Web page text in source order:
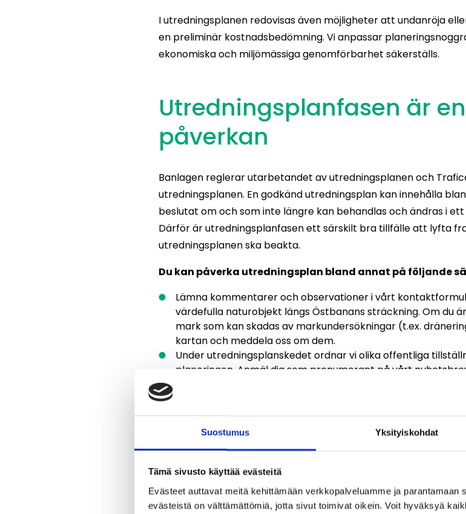
Suostumus Yksityiskohdat
Tämä sivusto käyttää evästeitä
Evästeet auttavat meitä kehittämään verkkopalveluamme ja parantamaan
evästeistä on välttämättömiä, jotta sivut toimivat oikein. Voit hyväksyä
I utredningsplanen redovisas även möjligheter att undanröja
en preliminär kostnadsbedömning. Vi anpassar
ekonomiska och miljömässiga genomförbarhet säkerställs.
Utredningsplanfasen är
påverkan
Banlagen reglerar utarbetandet av utredningsplanen och
utredningsplanen. En godkänd utredningsplan kan innehålla
beslutat om och som inte längre kan behandlas och ändras i
Därför är utredningsplanfasen ett särskilt bra tillfälle att lyfta
utredningsplanen ska beakta.
Du kan påverka utredningsplan bland annat på följande
Lämna kommentarer och observationer i vårt
värdefulla naturobjekt längs Östbanans sträckning. Om du
mark som kan skadas av markundersökningar (t.ex.
kartan och meddela oss om dem.
Under utredningsplanskedet ordnar vi olika offentliga
planeringen. Anmäl dig som prenumerant på vårt
Möjligheten att lämna in anmärkningar kommer när
ske i slutet av 2028. Vi berättar mer om detta i våra olika
projektsida och i våra kanaler i sociala medier.
På vår projektsida finns också en allmän responsblankett
Påverkansguide